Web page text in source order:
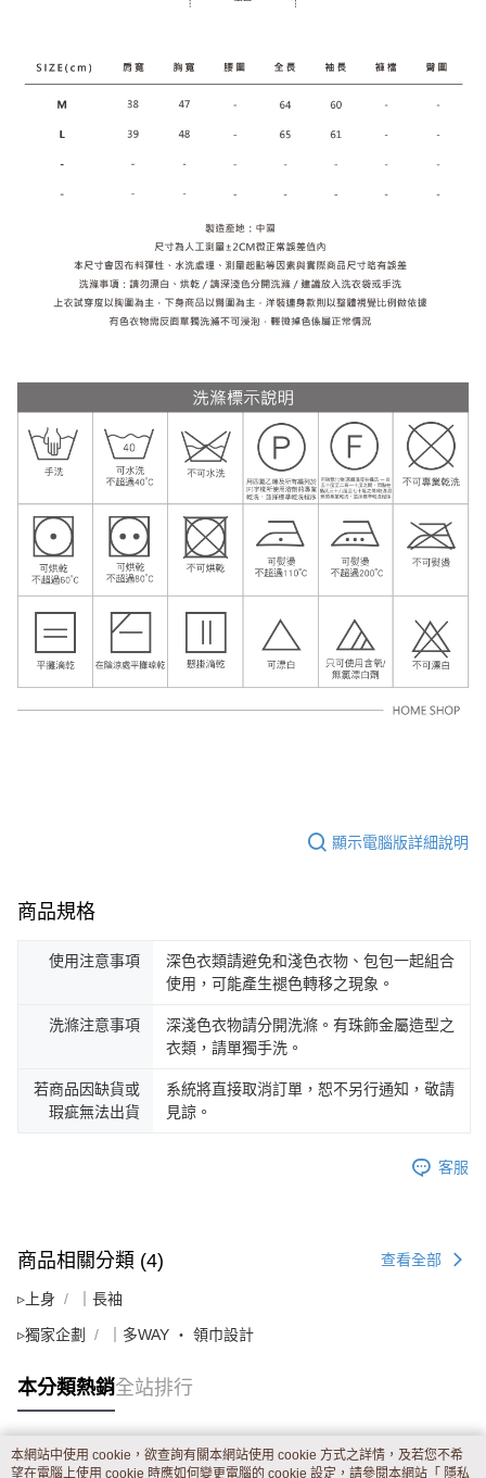
顯示電腦版詳細說明
商品規格
使用注意事項
深色衣類請避免和淺色衣物、包包一起組合
使用，可能產生褪色轉移之現象。
洗滌注意事項
深淺色衣物請分開洗滌。有珠飾金屬造型之
衣類，請單獨手洗。
若商品因缺貨或
瑕疵無法出貨
系統將直接取消訂單，恕不另行通知，敬請
見諒。
客服
商品相關分類 (4) 查看全部
▹上身 ｜長袖
▹獨家企劃 ｜多WAY ‧ 領巾設計
本分類熱銷全站排行
熱門標籤
本網站中使用 cookie，欲查詢有關本網站使用 cookie 方式之詳情，及若您不希
望在電腦上使用 cookie 時應如何變更電腦的 cookie 設定，請參閱本網站「 隱私